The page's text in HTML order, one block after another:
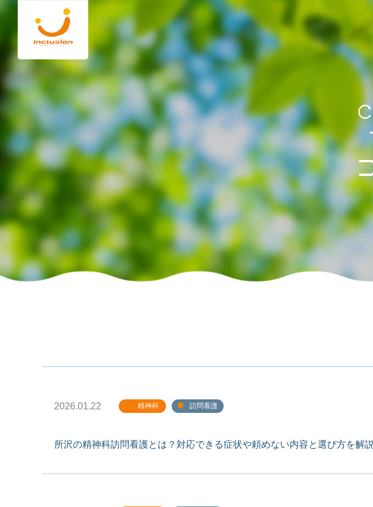
2026.01.22 精神科 訪問看護
所沢の精神科訪問看護とは？対応できる症状や頼めない内容と選び方を解説